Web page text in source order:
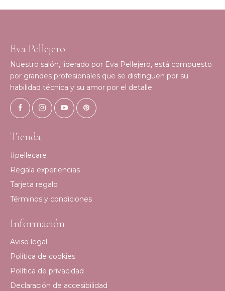
Eva Pellejero
Nuestro salón, liderado por Eva Pellejero, está compuesto
por grandes profesionales que se distinguen por su
habilidad técnica y su amor por el detalle.
Tienda
#pellecare
Regala experiencias
Tarjeta regalo
Términos y condiciones
Información
Aviso legal
Política de cookies
Política de privacidad
Declaración de accesibilidad